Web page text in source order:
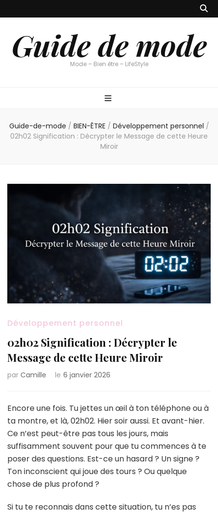
Guide de mode
Mode – Bien être – LifeStyle
Guide-de-mode / BIEN-ÊTRE / Développement personnel /
02h02 Signification : Décrypter le Message de cette Heure
Miroir
Développement personnel
02h02 Signification : Décrypter le
Message de cette Heure Miroir
par Camille le 6 janvier 2026
Encore une fois. Tu jettes un œil à ton téléphone ou à
ta montre, et là, 02h02. Hier soir aussi. Et avant-hier.
Ce n’est peut-être pas tous les jours, mais
suffisamment souvent pour que tu commences à te
poser des questions. Est-ce un hasard ? Un signe ?
Ton inconscient qui joue des tours ? Ou quelque
chose de plus profond ?
Si tu te reconnais dans cette situation, tu n’es pas